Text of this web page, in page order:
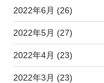
2022年6月 (26)
2022年5月 (27)
2022年4月 (23)
2022年3月 (23)